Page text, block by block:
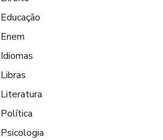
Educação
Enem
Idiomas
Libras
Literatura
Política
Psicologia